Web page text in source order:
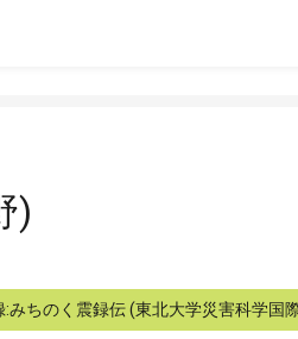
)
:みちのく震録伝 (東北大学災害科学国